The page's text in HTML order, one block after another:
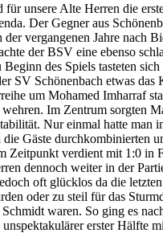
für unsere Alte Herren die
Der Gegner aus
vergangenen Jahre nach
der BSV eine ebenso
des Spiels tasteten sich
SV Schönenbach etwas das
um Mohamed Imharraf
Im Zentrum sorgten
Nur einmal hatte man
die Gäste durchkombinierten
Zeitpunkt verdient mit 1:0 in
dennoch weiter in der
oft glücklos da die letzten
oder zu steil für das
waren. So ging es
unspektakulärer erster Hälfte